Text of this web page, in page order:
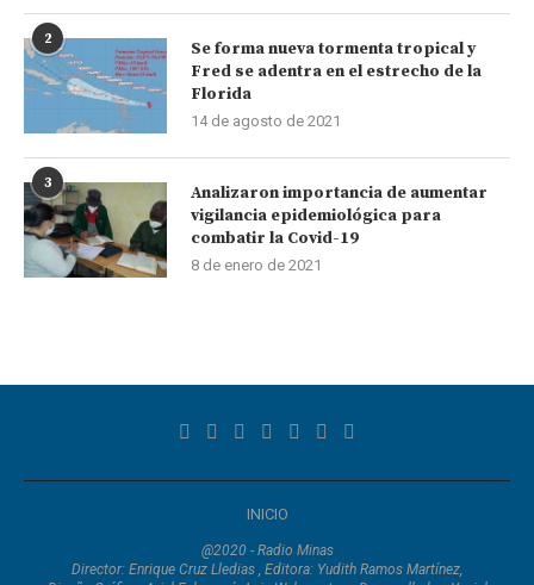
2
Se forma nueva tormenta tropical y
Fred se adentra en el estrecho de la
Florida
14 de agosto de 2021
3
Analizaron importancia de aumentar
vigilancia epidemiológica para
combatir la Covid-19
8 de enero de 2021
INICIO
@2020 - Radio Minas
Director: Enrique Cruz Lledias , Editora: Yudith Ramos Martínez,